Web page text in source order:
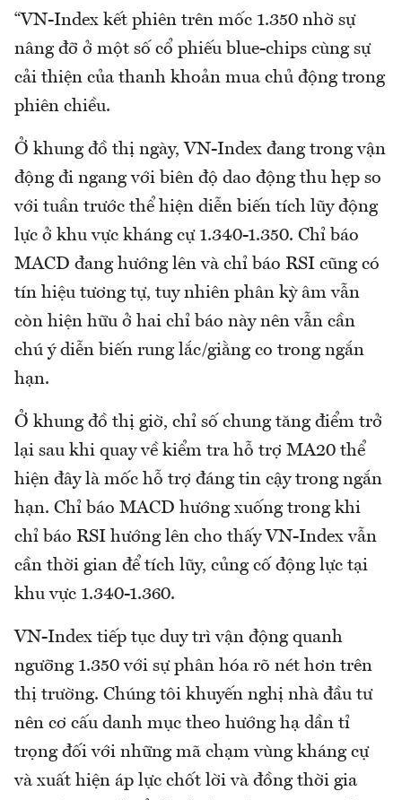
“VN-Index kết phiên trên mốc 1.350 nhờ sự
nâng đỡ ở một số cổ phiếu blue-chips cùng sự
cải thiện của thanh khoản mua chủ động trong
phiên chiều.
Ở khung đồ thị ngày, VN-Index đang trong vận
động đi ngang với biên độ dao động thu hẹp so
với tuần trước thể hiện diễn biến tích lũy động
lực ở khu vực kháng cự 1.340-1.350. Chỉ báo
MACD đang hướng lên và chỉ báo RSI cũng có
tín hiệu tương tự, tuy nhiên phân kỳ âm vẫn
còn hiện hữu ở hai chỉ báo này nên vẫn cần
chú ý diễn biến rung lắc/giằng co trong ngắn
hạn.
Ở khung đồ thị giờ, chỉ số chung tăng điểm trở
lại sau khi quay về kiểm tra hỗ trợ MA20 thể
hiện đây là mốc hỗ trợ đáng tin cậy trong ngắn
hạn. Chỉ báo MACD hướng xuống trong khi
chỉ báo RSI hướng lên cho thấy VN-Index vẫn
cần thời gian để tích lũy, củng cố động lực tại
khu vực 1.340-1.360.
VN-Index tiếp tục duy trì vận động quanh
ngưỡng 1.350 với sự phân hóa rõ nét hơn trên
thị trường. Chúng tôi khuyến nghị nhà đầu tư
nên cơ cấu danh mục theo hướng hạ dần tỉ
trọng đối với những mã chạm vùng kháng cự
và xuất hiện áp lực chốt lời và đồng thời gia